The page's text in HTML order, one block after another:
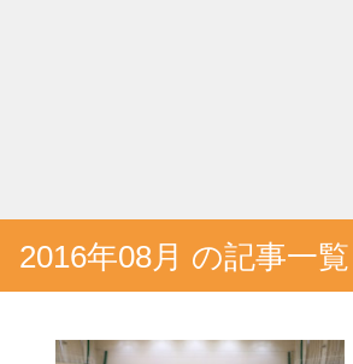
2016年08月 の記事一覧